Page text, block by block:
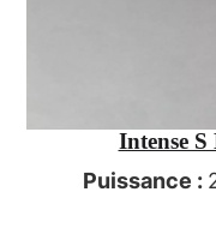
Intense
Puissance :